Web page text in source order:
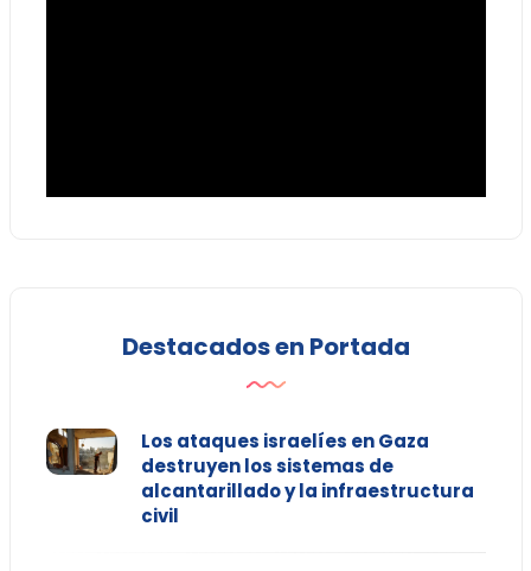
Destacados en Portada
Los ataques israelíes en Gaza
destruyen los sistemas de
alcantarillado y la infraestructura
civil